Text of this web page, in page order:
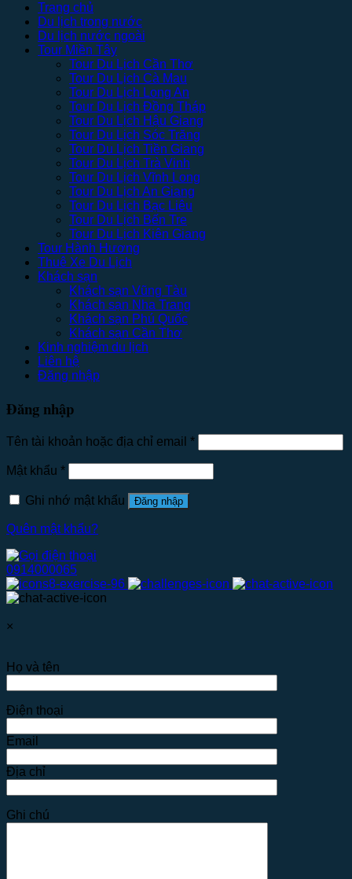
Trang chủ
Du lịch trong nước
Du lịch nước ngoài
Tour Miền Tây
Tour Du Lịch Cần Thơ
Tour Du Lịch Cà Mau
Tour Du Lịch Long An
Tour Du Lịch Đồng Tháp
Tour Du Lịch Hậu Giang
Tour Du Lịch Sóc Trăng
Tour Du Lịch Tiền Giang
Tour Du Lịch Trà Vinh
Tour Du Lịch Vĩnh Long
Tour Du Lịch An Giang
Tour Du Lịch Bạc Liêu
Tour Du Lịch Bến Tre
Tour Du Lịch Kiên Giang
Tour Hành Hương
Thuê Xe Du Lịch
Khách sạn
Khách sạn Vũng Tàu
Khách sạn Nha Trang
Khách sạn Phú Quốc
Khách sạn Cần Thơ
Kinh nghiệm du lịch
Liên hệ
Đăng nhập
Đăng nhập
Tên tài khoản hoặc địa chỉ email *
Mật khẩu *
Ghi nhớ mật khẩu Đăng nhập
Quên mật khẩu?
0914000065
×
Họ và tên
Điện thoại
Email
Địa chỉ
Ghi chú